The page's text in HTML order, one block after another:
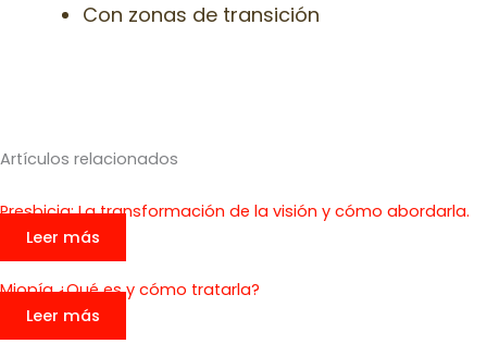
Con zonas de transición
Artículos relacionados
Presbicia: La transformación de la visión y cómo abordarla.
Leer más
Miopía ¿Qué es y cómo tratarla?
Leer más